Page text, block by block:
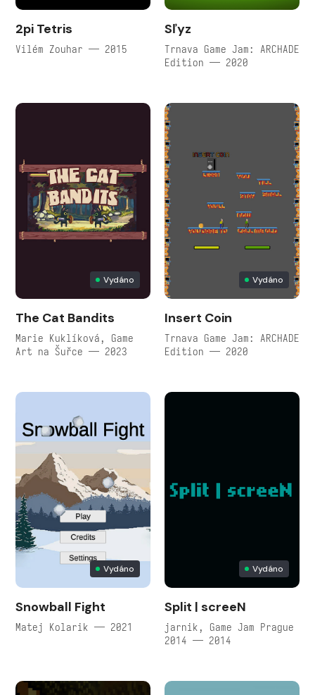
2pi Tetris
Vilém Zouhar — 2015
Sľyz
Trnava Game Jam: ARCHADE
Edition — 2020
Vydáno
The Cat Bandits
Marie Kuklíková, Game
Art na Šuřce — 2023
Vydáno
Insert Coin
Trnava Game Jam: ARCHADE
Edition — 2020
Vydáno
Snowball Fight
Matej Kolarik — 2021
Vydáno
Split | screeN
jarnik, Game Jam Prague
2014 — 2014